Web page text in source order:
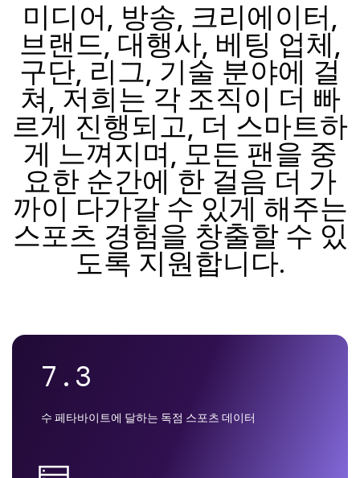
미디어, 방송, 크리에이터,
브랜드, 대행사, 베팅 업체,
구단, 리그, 기술 분야에 걸
쳐, 저희는 각 조직이 더 빠
르게 진행되고, 더 스마트하
게 느껴지며, 모든 팬을 중
요한 순간에 한 걸음 더 가
까이 다가갈 수 있게 해주는
스포츠 경험을 창출할 수 있
도록 지원합니다.
7.3
수 페타바이트에 달하는 독점 스포츠 데이터